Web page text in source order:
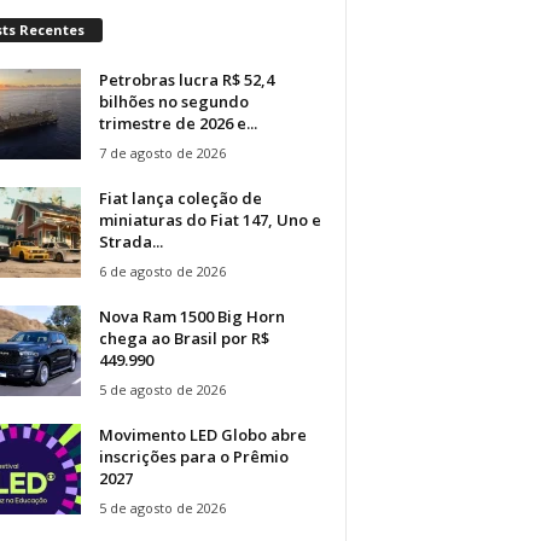
Recentes
Petrobras lucra R$ 52,4
bilhões no segundo
trimestre de 2026 e...
7 de agosto de 2026
Fiat lança coleção de
miniaturas do Fiat 147, Uno e
Strada...
6 de agosto de 2026
Nova Ram 1500 Big Horn
chega ao Brasil por R$
449.990
5 de agosto de 2026
Movimento LED Globo abre
inscrições para o Prêmio
2027
5 de agosto de 2026